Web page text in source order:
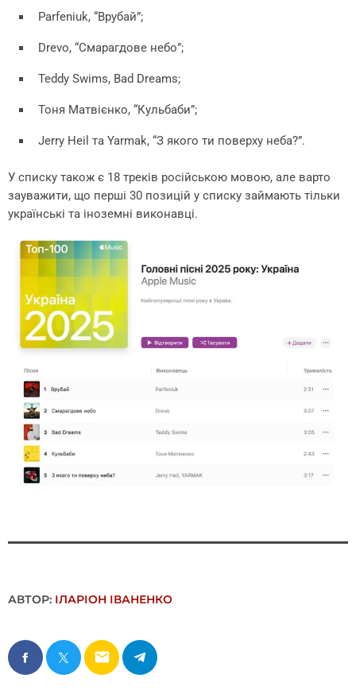
Parfeniuk, “Врубай”;
Drevo, “Смарагдове небо”;
Teddy Swims, Bad Dreams;
Тоня Матвієнко, “Кульбаби”;
Jerry Heil та Yarmak, “З якого ти поверху неба?”.
У списку також є 18 треків російською мовою, але варто
зауважити, що перші 30 позицій у списку займають тільки
українські та іноземні виконавці.
АВТОР: ІЛАРІОН ІВАНЕНКО
email